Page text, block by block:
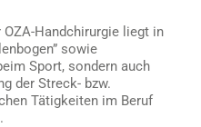
Handchirurgie liegt in
sowie
Sport, sondern auch
der Streck- bzw.
Tätigkeiten im Beruf